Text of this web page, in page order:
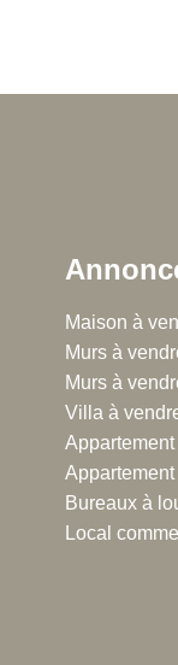
Régie
38 rue
42300
Maison à
Murs à
Murs à
Villa à
Bureaux à
Local